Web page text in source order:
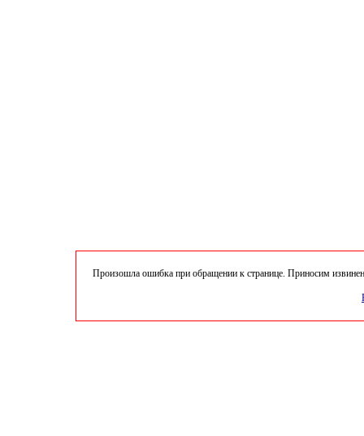
Произошла ошибка при обращении к странице. Приносим